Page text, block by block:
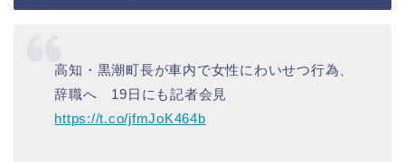
高知・黒潮町長が車内で女性にわいせつ行為、
辞職へ 19日にも記者会見
https://t.co/jfmJoK464b